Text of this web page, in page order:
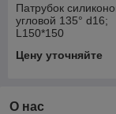
Патрубок
угловой 135° d16;
L150*150
Цену уточняйте
О нас